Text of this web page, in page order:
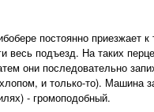
постоянно приезжает
весь подъезд. На таких
они последовательно
и только-то). Машина
- громоподобный.